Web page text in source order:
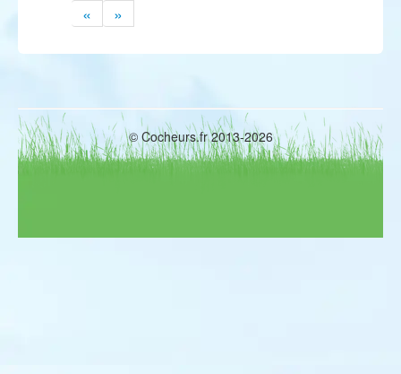
« »
© Cocheurs.fr 2013-2026